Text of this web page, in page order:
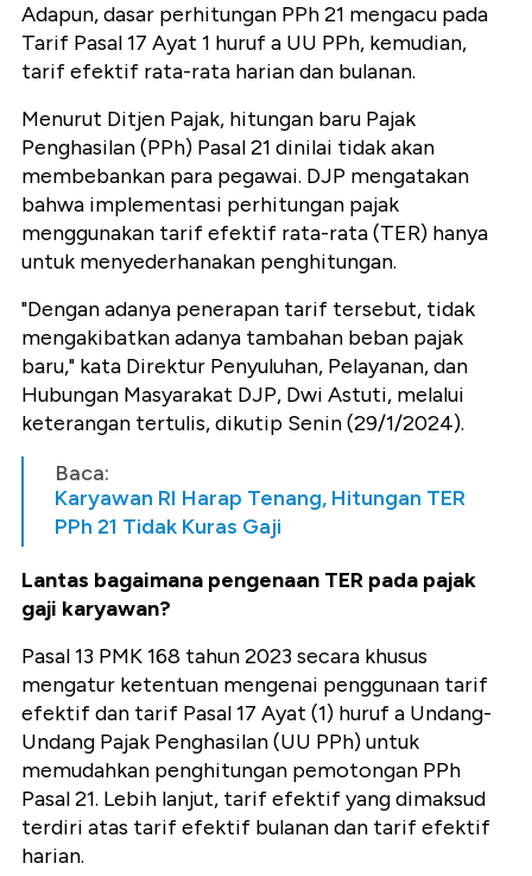
Adapun, dasar perhitungan PPh 21 mengacu pada
Tarif Pasal 17 Ayat 1 huruf a UU PPh, kemudian,
tarif efektif rata-rata harian dan bulanan.
Menurut Ditjen Pajak, hitungan baru Pajak
Penghasilan (PPh) Pasal 21 dinilai tidak akan
membebankan para pegawai. DJP mengatakan
bahwa implementasi perhitungan pajak
menggunakan tarif efektif rata-rata (TER) hanya
untuk menyederhanakan penghitungan.
"Dengan adanya penerapan tarif tersebut, tidak
mengakibatkan adanya tambahan beban pajak
baru," kata Direktur Penyuluhan, Pelayanan, dan
Hubungan Masyarakat DJP, Dwi Astuti, melalui
keterangan tertulis, dikutip Senin (29/1/2024).
Baca:
Karyawan RI Harap Tenang, Hitungan TER
PPh 21 Tidak Kuras Gaji
Lantas bagaimana pengenaan TER pada pajak
gaji karyawan?
Pasal 13 PMK 168 tahun 2023 secara khusus
mengatur ketentuan mengenai penggunaan tarif
efektif dan tarif Pasal 17 Ayat (1) huruf a Undang-
Undang Pajak Penghasilan (UU PPh) untuk
memudahkan penghitungan pemotongan PPh
Pasal 21. Lebih lanjut, tarif efektif yang dimaksud
terdiri atas tarif efektif bulanan dan tarif efektif
harian.